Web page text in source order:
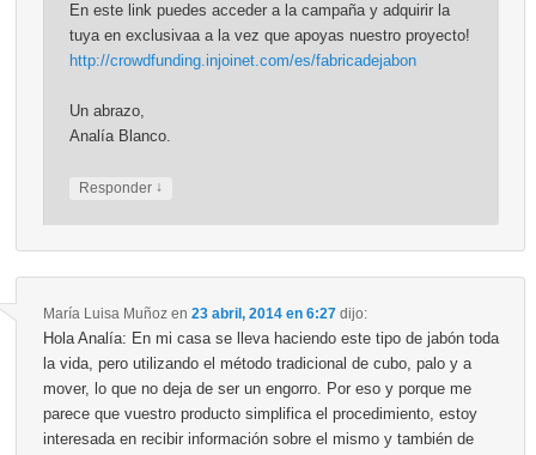
En este link puedes acceder a la campaña y adquirir la
tuya en exclusivaa a la vez que apoyas nuestro proyecto!
http://crowdfunding.injoinet.com/es/fabricadejabon
Un abrazo,
Analía Blanco.
Responder ↓
María Luisa Muñozen 23 abril, 2014 en 6:27 dijo:
Hola Analía: En mi casa se lleva haciendo este tipo de jabón toda
la vida, pero utilizando el método tradicional de cubo, palo y a
mover, lo que no deja de ser un engorro. Por eso y porque me
parece que vuestro producto simplifica el procedimiento, estoy
interesada en recibir información sobre el mismo y también de